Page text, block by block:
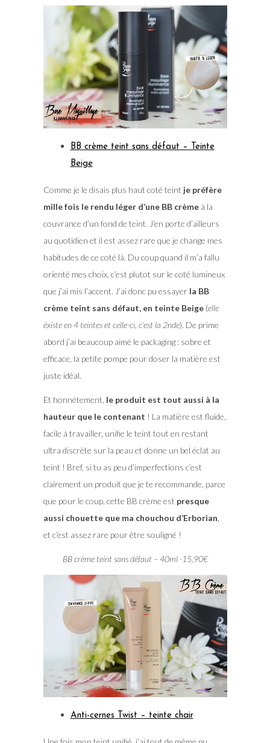
BB crème teint sans défaut – Teinte
Beige
Comme je le disais plus haut coté teint je préfère
mille fois le rendu léger d’une BB crèmeà la
couvrance d’un fond de teint. J’en porte d’ailleurs
au quotidien et il est assez rare que je change mes
habitudes de ce coté là. Du coup quand il m’a fallu
orienté mes choix, c’est plutot sur le coté lumineux
que j’ai mis l’accent. J’ai donc pu essayerla BB
crème teint sans défaut, en teinte Beige(elle
éxiste en 4 teintes et celle-ci, c’est la 2nde). De prime
abord j’ai beaucoup aimé le packaging : sobre et
efficace, la petite pompe pour doser la matière est
juste idéal.
Et honnètement, le produit est tout aussi à la
hauteur que le contenant ! La matière est fluide,
facile à travailler, unifie le teint tout en restant
ultra discrète sur la peau et donne un bel éclat au
teint ! Bref, si tu as peu d’imperfections c’est
clairement un produit que je te recommande, parce
que pour le coup, cette BB crème est presque
aussi chouette que ma chouchou d’Erborian
et c’est assez rare pour être souligné !
BB crème teint sans défaut – 40ml -15,90€
Anti-cernes Twist – teinte chair